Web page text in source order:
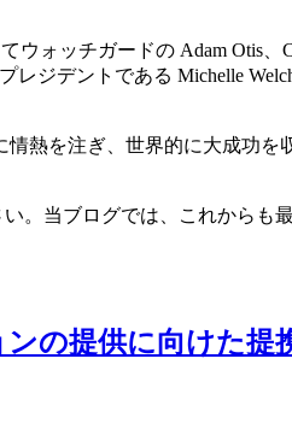
ッチガードの Adam Otis、
ジデントである Michelle
熱を注ぎ、世界的に大成功を
。当ブログでは、これからも
の提供に向けた提